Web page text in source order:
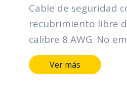
Cable de seguridad
recubrimiento libre
calibre 8 AWG. No
téxicos en caso de
Ver más